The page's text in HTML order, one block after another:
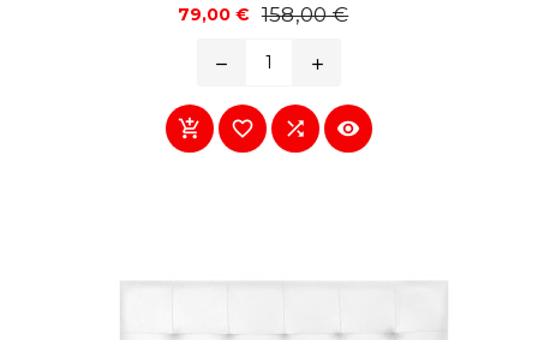
79,00 € 158,00 €
remove add
   